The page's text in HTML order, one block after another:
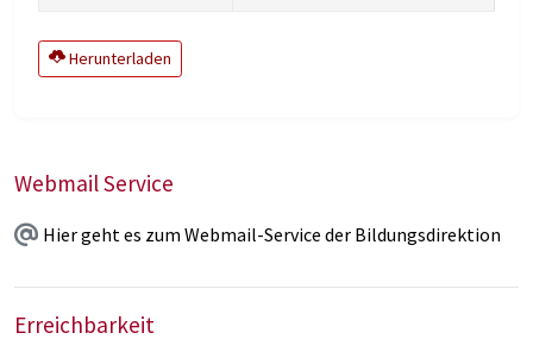
Herunterladen
Webmail Service
Hier geht es zum Webmail-Service der Bildungsdirektion
Erreichbarkeit